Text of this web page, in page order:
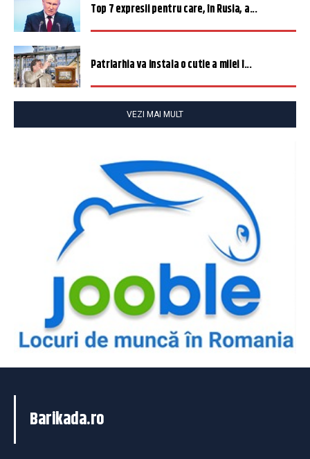
Top 7 expresii pentru care, în Rusia, a...
Patriarhia va instala o cutie a milei î...
VEZI MAI MULT
Barikada.ro